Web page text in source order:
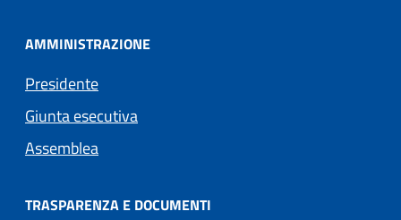
AMMINISTRAZIONE
Presidente
Giunta esecutiva
Assemblea
TRASPARENZA E DOCUMENTI